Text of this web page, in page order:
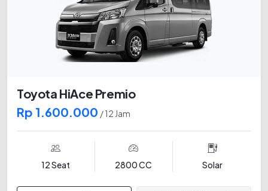
Toyota HiAce Premio
Rp 1.600.000 / 12 Jam
12 Seat 2800 CC Solar